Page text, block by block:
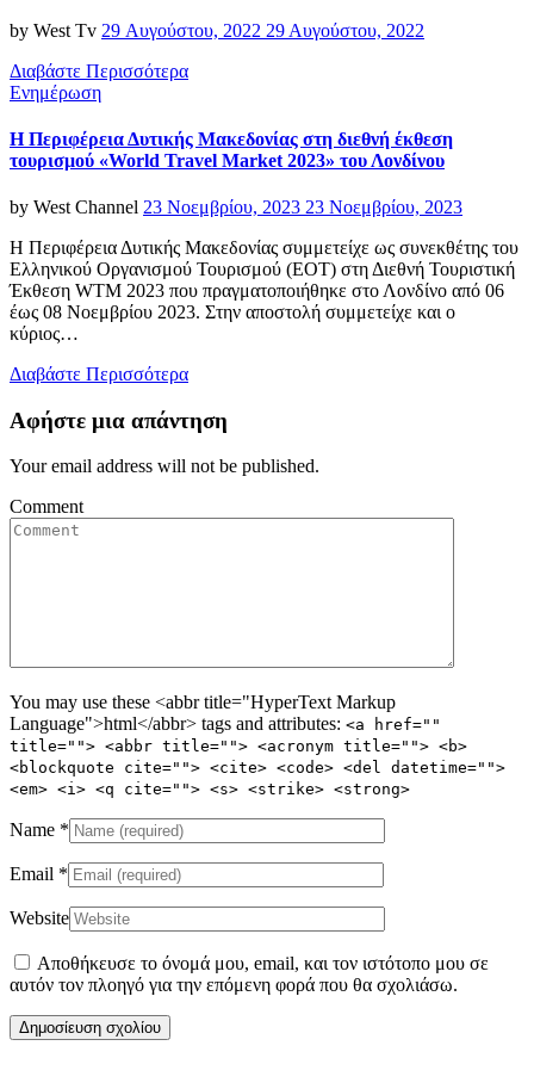
by West Tv Posted
29 Αυγούστου, 2022 29 Αυγούστου, 2022
Διαβάστε Περισσότερα
Categories
Ενημέρωση
Η Περιφέρεια Δυτικής Μακεδονίας στη διεθνή έκθεση
τουρισμού «World Travel Market 2023» του Λονδίνου
by West Channel Posted
23 Νοεμβρίου, 2023 23 Νοεμβρίου, 2023
Η Περιφέρεια Δυτικής Μακεδονίας συμμετείχε ως συνεκθέτης του
Ελληνικού Οργανισμού Τουρισμού (ΕΟΤ) στη Διεθνή Τουριστική
Έκθεση WTM 2023 που πραγματοποιήθηκε στο Λονδίνο από 06
έως 08 Νοεμβρίου 2023. Στην αποστολή συμμετείχε και ο
κύριος…
Διαβάστε Περισσότερα
Αφήστε μια απάντηση
Your email address will not be published.
Comment
You may use these <abbr title="HyperText Markup
Language">html</abbr> tags and attributes: <a href=""
title=""> <abbr title=""> <acronym title=""> <b>
<blockquote cite=""> <cite> <code> <del datetime="">
<em> <i> <q cite=""> <s> <strike> <strong>
Name *
Email *
Website
Αποθήκευσε το όνομά μου, email, και τον ιστότοπο μου σε
αυτόν τον πλοηγό για την επόμενη φορά που θα σχολιάσω.